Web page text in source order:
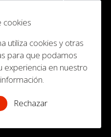
cookies
utiliza cookies y otras
para que podamos
experiencia en nuestro
Rechazar